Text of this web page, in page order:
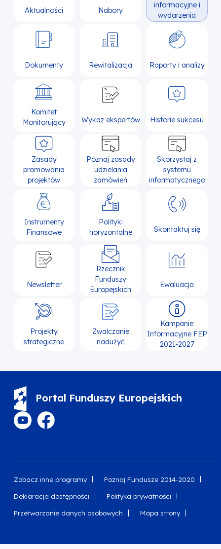
Aktualności Nabory
informacyjne i
wydarzenia
Dokumenty Rewitalizacja Raporty i analizy
Komitet
Monitorujący
Wykaz ekspertów Historie sukcesu
Zasady
promowania
projektów
Poznaj zasady
udzielania
zamówień
Skorzystaj z
systemu
informatycznego
Instrumenty
Finansowe
Polityki
horyzontalne
Skontaktuj się
Newsletter
Rzecznik
Funduszy
Europejskich
Ewaluacja
Projekty
strategiczne
Zwalczanie
nadużyć
Kampanie
Informacyjne FEP
2021-2027
Portal Funduszy Europejskich
Zobacz inne programy Poznaj Fundusze 2014-2020
Deklaracja dostępności Polityka prywatności
Przetwarzanie danych osobowych Mapa strony